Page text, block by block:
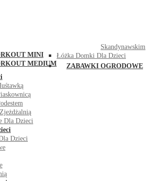
MINI
MEDIUM
Skandynawskim
Łóżka Domki Dla Dzieci
ZABAWKI OGRODOWE
Dla Dzieci
Dzieci